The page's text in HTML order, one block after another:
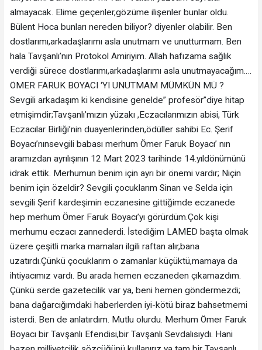
almayacak. Elime geçenler,gözüme ilişenler bunlar oldu.
Bülent Hoca bunları nereden biliyor? diyenler olabilir. Ben
dostlarımı,arkadaşlarımı asla unutmam ve unutturmam. Ben
hala Tavşanlı’nın Protokol Amiriyim. Allah hafızama sağlık
verdiği sürece dostlarımı,arkadaşlarımı asla unutmayacağım….
ÖMER FARUK BOYACI ‘YI UNUTMAM MÜMKÜN MÜ ?
Sevgili arkadaşım ki kendisine genelde” profesör”diye hitap
etmişimdir;Tavşanlı’mızın yüzakı ,Eczacılarımızın abisi, Türk
Eczacılar Birliği’nin duayenlerinden,ödüller sahibi Ec. Şerif
Boyacı’nınsevgili babası merhum Ömer Faruk Boyacı’ nın
aramızdan ayrılışının 12 Mart 2023 tarihinde 14.yıldönümünü
idrak ettik. Merhumun benim için ayrı bir önemi vardır; Niçin
benim için özeldir? Sevgili çocuklarım Sinan ve Selda için
sevgili Şerif kardeşimin eczanesine gittiğimde eczanede
hep merhum Ömer Faruk Boyacı’yı görürdüm.Çok kişi
merhumu eczacı zannederdi. İstediğim LAMED başta olmak
üzere çeşitli marka mamaları ilgili raftan alır,bana
uzatırdı.Çünkü çocuklarım o zamanlar küçüktü,mamaya da
ihtiyacımız vardı. Bu arada hemen eczaneden çıkamazdım.
Çünkü serde gazetecilik var ya, beni hemen göndermezdi;
bana dağarcığımdaki haberlerden iyi-kötü biraz bahsetmemi
isterdi. Ben de anlatırdım. Mutlu olurdu. Merhum Ömer Faruk
Boyacı bir Tavşanlı Efendisi,bir Tavşanlı Sevdalısıydı. Hani